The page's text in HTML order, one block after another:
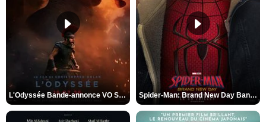
L'Odyssée Bande-annonce VO STFR Spider-Man: Brand New Day Bande-annonce VO STFR